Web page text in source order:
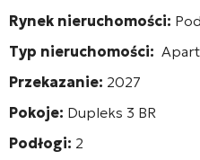
Rynek nieruchomości:
Typ nieruchomości:
Przekazanie: 2027
Pokoje: Dupleks 3 BR
Podłogi: 2